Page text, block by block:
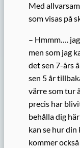
Med
som visas på
– Hmmm….
men som jag
det sen 7-års
sen 5 år
värre som tur
precis har
behålla dig
kan se hur din
kommer